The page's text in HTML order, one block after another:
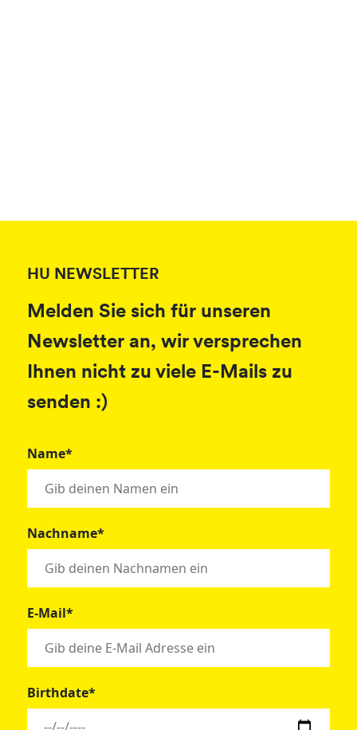
HU NEWSLETTER
Melden Sie sich für unseren
Newsletter an, wir versprechen
Ihnen nicht zu viele E-Mails zu
senden :)
Name*
Nachname*
E-Mail*
Birthdate*